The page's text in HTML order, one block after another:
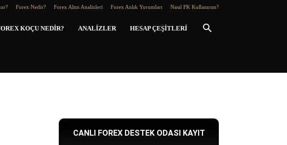
Forex Nedir? Forex Altın Analizleri Forex Anlık Yorumları Nasıl FK Kullanırım?
KOÇU NEDIR? ANALIZLER HESAP ÇEŞITLERI
CANLI FOREX DESTEK ODASI KAYIT